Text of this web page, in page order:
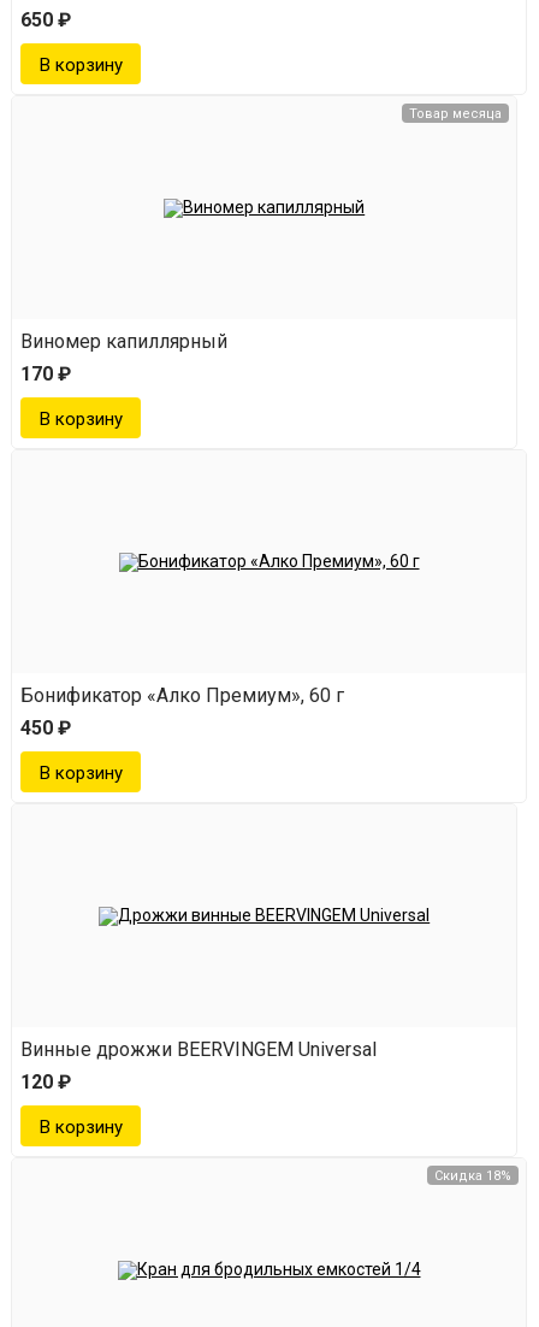
650 ₽
Товар месяца
Виномер капиллярный
170 ₽
Бонификатор «Алко Премиум», 60 г
450 ₽
Винные дрожжи BEERVINGEM Universal
120 ₽
Скидка 18%